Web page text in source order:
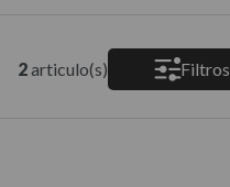
2articulo(s) Filtros